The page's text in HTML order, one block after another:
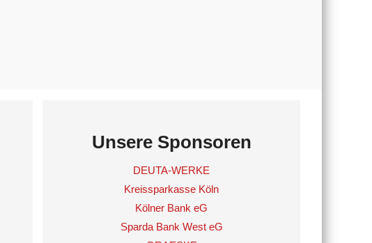
Unsere Sponsoren
DEUTA-WERKE
Kreissparkasse Köln
Kölner Bank eG
Sparda Bank West eG